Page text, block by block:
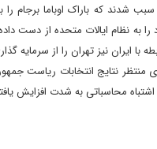
شدند که باراک اوباما برجام
به نظام ایالات متحده از دست
با ایران نیز تهران را از سرمایه‌
محاسباتی به شدت افزایش